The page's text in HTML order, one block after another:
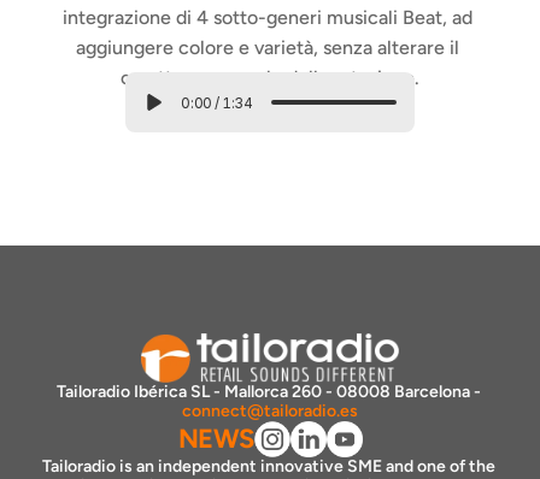
integrazione di 4 sotto-generi musicali Beat, ad
aggiungere colore e varietà, senza alterare il
carattere generale della rotazione.
0:00 / 1:34
connect@tailoradio.es
NEWS
Tailoradio is an independent innovative SME and one of the